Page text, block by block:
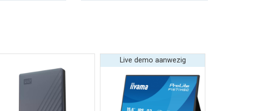
Bekijk meer informatie Bekijk meer informatie
Live demo aanwezig